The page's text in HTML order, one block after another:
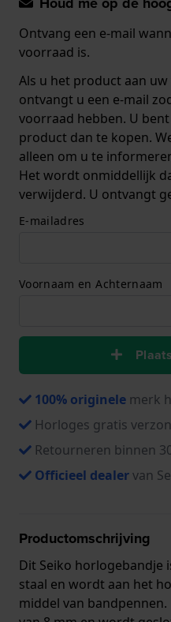
Ontvang een e-mail
voorraad is.
Als u het product aan
ontvangt u een e-mail
voorraad hebben. U
product dan te kopen.
alleen om u te
Het wordt onmiddellijk
verwijderd. U ontvangt
E-mailadres
Voornaam en Achternaam
100% originele merk
Horloges gratis
Retourneren binnen
Officieel dealervan
Productomschrijving
Dit Seiko horlogebandje
staal en wordt aan het
middel van